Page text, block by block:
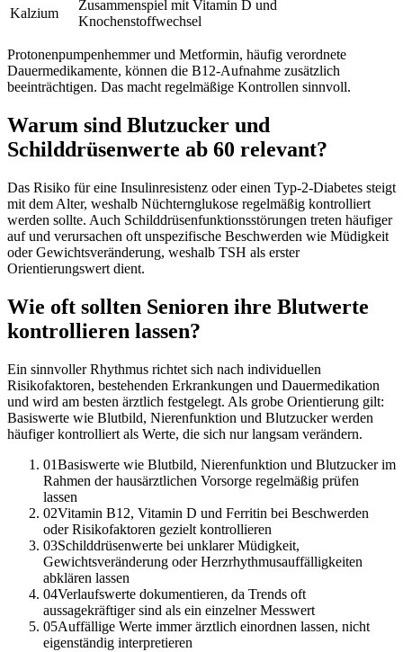
Kalzium
Zusammenspiel mit Vitamin D und
Knochenstoffwechsel
Protonenpumpenhemmer und Metformin, häufig verordnete
Dauermedikamente, können die B12-Aufnahme zusätzlich
beeinträchtigen. Das macht regelmäßige Kontrollen sinnvoll.
Warum sind Blutzucker und
Schilddrüsenwerte ab 60 relevant?
Das Risiko für eine Insulinresistenz oder einen Typ-2-Diabetes steigt
mit dem Alter, weshalb Nüchternglukose regelmäßig kontrolliert
werden sollte. Auch Schilddrüsenfunktionsstörungen treten häufiger
auf und verursachen oft unspezifische Beschwerden wie Müdigkeit
oder Gewichtsveränderung, weshalb TSH als erster
Orientierungswert dient.
Wie oft sollten Senioren ihre Blutwerte
kontrollieren lassen?
Ein sinnvoller Rhythmus richtet sich nach individuellen
Risikofaktoren, bestehenden Erkrankungen und Dauermedikation
und wird am besten ärztlich festgelegt. Als grobe Orientierung gilt:
Basiswerte wie Blutbild, Nierenfunktion und Blutzucker werden
häufiger kontrolliert als Werte, die sich nur langsam verändern.
01Basiswerte wie Blutbild, Nierenfunktion und Blutzucker im
Rahmen der hausärztlichen Vorsorge regelmäßig prüfen
lassen
02Vitamin B12, Vitamin D und Ferritin bei Beschwerden
oder Risikofaktoren gezielt kontrollieren
03Schilddrüsenwerte bei unklarer Müdigkeit,
Gewichtsveränderung oder Herzrhythmusauffälligkeiten
abklären lassen
04Verlaufswerte dokumentieren, da Trends oft
aussagekräftiger sind als ein einzelner Messwert
05Auffällige Werte immer ärztlich einordnen lassen, nicht
eigenständig interpretieren